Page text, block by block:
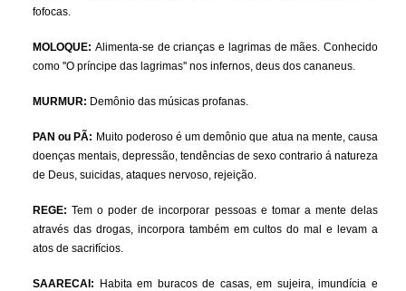
fofocas.
MOLOQUE: Alimenta-se de crianças e lagrimas de mães. Conhecido
como ''O príncipe das lagrimas'' nos infernos, deus dos cananeus.
MURMUR: Demônio das músicas profanas.
PAN ou PÃ: Muito poderoso é um demônio que atua na mente, causa
doenças mentais, depressão, tendências de sexo contrario á natureza
de Deus, suicidas, ataques nervoso, rejeição.
REGE:Tem o poder de incorporar pessoas e tomar a mente delas
através das drogas, incorpora também em cultos do mal e levam a
atos de sacrifícios.
SAARECAI: Habita em buracos de casas, em sujeira, imundícia e